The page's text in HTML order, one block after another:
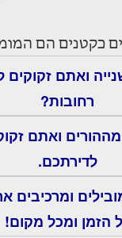
כקטנים הם
ואתם
רחובות?
ואתם
לדירתכם.
ומרכיבים
הזמן ומכל מקום!